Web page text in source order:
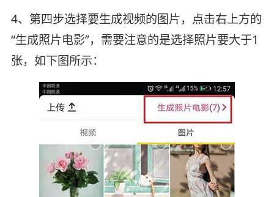
4、第四步选择要生成视频的图片，点击右上方的
“生成照片电影”，需要注意的是选择照片要大于1
张，如下图所示：